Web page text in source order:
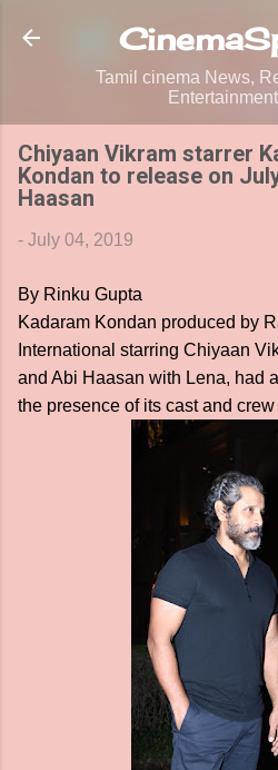
Skip to main
Tamil cinema News,
Chiyaan Vikram starrer
Kondan to release on
Haasan
- July 04, 2019
By Rinku Gupta
Kadaram Kondan produced by
International starring Chiyaan
and Abi Haasan with Lena, had
the presence of its cast and